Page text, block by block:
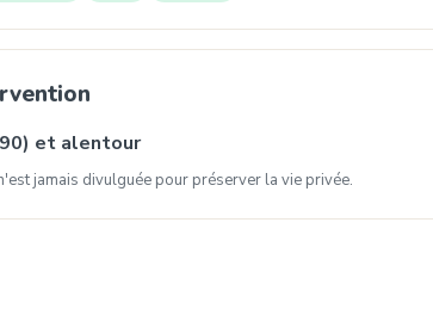
et alentour
jamais divulguée pour préserver la vie privée.